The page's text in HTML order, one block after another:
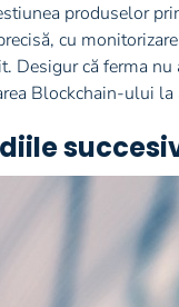
produselor
cu
Desigur că ferma
Blockchain-ului